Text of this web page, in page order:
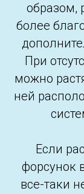
образом,
более
При
можно
ней
Если
форсунок
все-таки